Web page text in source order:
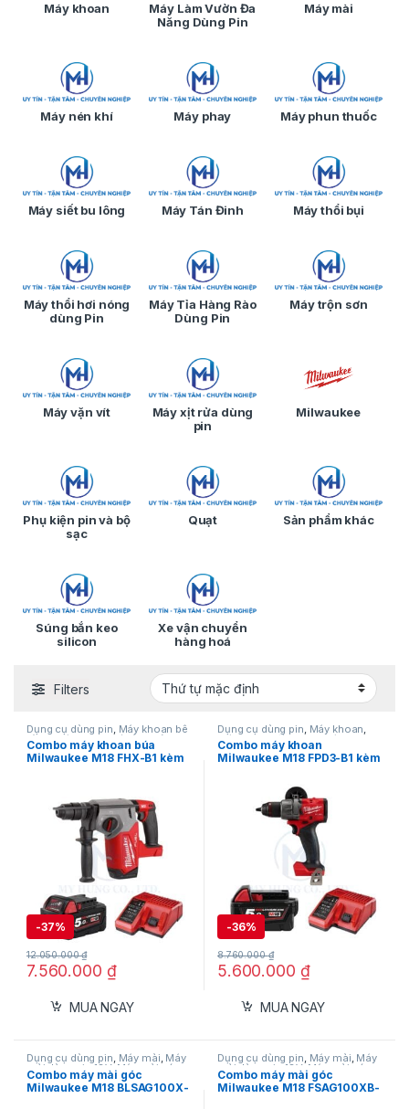
Máy khoan
Máy Làm Vườn Đa
Năng Dùng Pin
Máy mài
Máy nén khí Máy phay Máy phun thuốc
Máy siết bu lông Máy Tán Đinh Máy thổi bụi
Máy thổi hơi nóng
dùng Pin
Máy Tỉa Hàng Rào
Dùng Pin
Máy trộn sơn
Máy vặn vít
Máy xịt rửa dùng
pin
Milwaukee
Phụ kiện pin và bộ
sạc
Quạt Sản phẩm khác
Súng bắn keo
silicon
Xe vận chuyển
hàng hoá
Filters
Dụng cụ dùng pin Máy khoan bê
tông,Máy khoan bê tông dùng
pin 18V, Máy khoan dùng pin 18V
Máy Khoan Pin Milwaukee
Combo máy khoan búa
Milwaukee M18 FHX-B1 kèm
-37%
7.560.000 ₫
12.050.000₫
MUA NGAY
Dụng cụ dùng pin Máy khoan
Máy khoan động lực Máy khoan
dùng pin 12V, Máy Khoan Pin
Milwaukee,Milwaukee
Combo máy khoan
Milwaukee M18 FPD3-B1 kèm
-36%
5.600.000 ₫
8.760.000₫
MUA NGAY
Dụng cụ dùng pin, Máy mài, Máy
mài dùng pin 18V,Máy mài góc
Milwaukee
Combo máy mài góc
Milwaukee M18 BLSAG100X-
Dụng cụ dùng pin, Máy mài, Máy
mài dùng pin 18V,Máy mài góc
Milwaukee
Combo máy mài góc
Milwaukee M18 FSAG100XB-